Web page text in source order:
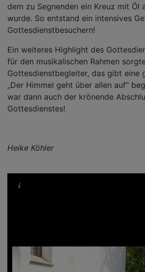
dem zu Segnenden ein Kreuz mit
wurde. So entstand ein intensives
Gottesdienstbesuchern!
Ein weiteres Highlight des
für den musikalischen Rahmen
Gottesdienstbegleiter, das gibt eine
„Der Himmel geht über allen auf“
war dann auch der krönende
Gottesdienstes!
Heike Köhler